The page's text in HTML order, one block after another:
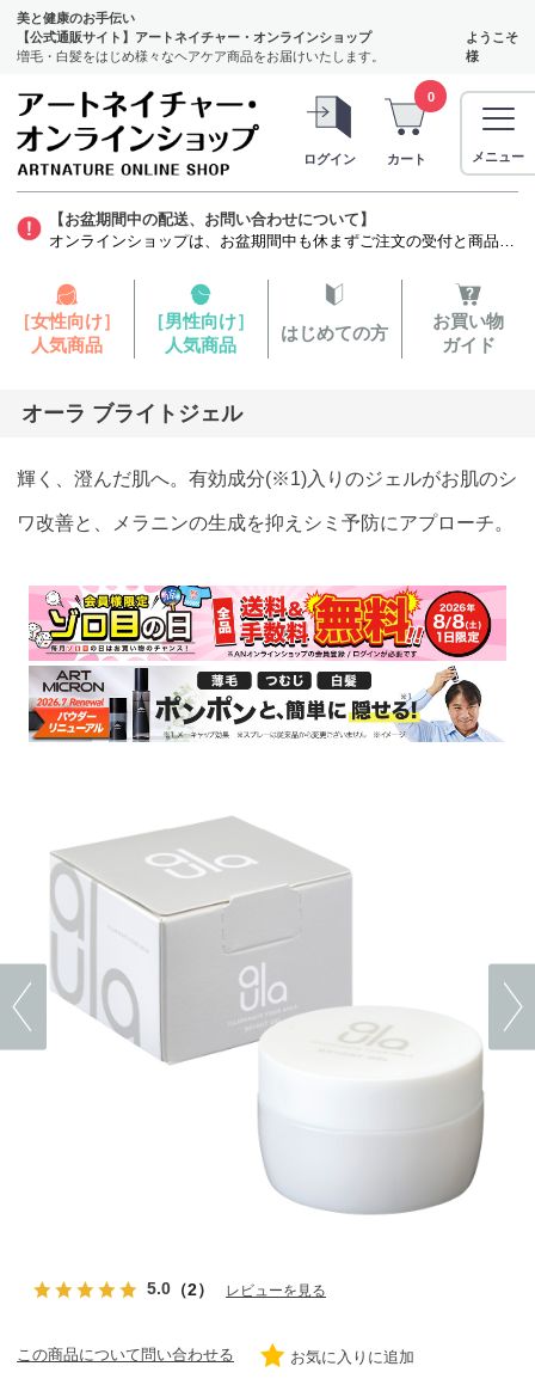
美と健康のお手伝い
【公式通販サイト】アートネイチャー・オンラインショップ
増毛・白髪をはじめ様々なヘアケア商品をお届けいたします。
ようこそ
様
ログイン
0
カート メニュー
【お盆期間中の配送、お問い合わせについて】
オンラインショップは、お盆期間中も休まずご注文の受付と商品の発送をいたします。ただし、発毛剤（第1類医薬品）に関しましては、質問票を確認する薬剤師がお休みをいただくため商品のお申し込みから発送までお時間を要します。お客様には大変ご迷惑をお掛けいたしますが、よろしくお願い申し上げます。
［女性向け］
人気商品
［男性向け］
人気商品
はじめての方
お買い物
ガイド
オーラ ブライトジェル
輝く、澄んだ肌へ。有効成分(※1)入りのジェルがお肌のシ
ワ改善と、メラニンの生成を抑えシミ予防にアプローチ。
5.0 （2） レビューを見る
この商品について問い合わせる お気に入りに追加